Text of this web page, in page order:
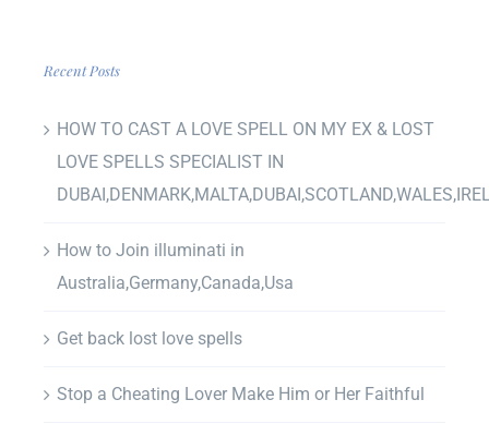
Recent Posts
HOW TO CAST A LOVE SPELL ON MY EX & LOST
LOVE SPELLS SPECIALIST IN
How to Join illuminati in
Australia,Germany,Canada,Usa
Get back lost love spells
Stop a Cheating Lover Make Him or Her Faithful